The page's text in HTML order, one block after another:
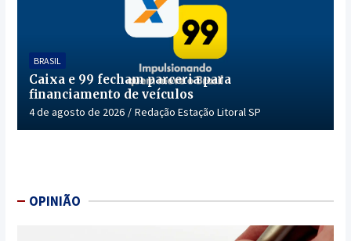
BRASIL
Caixa e 99 fecham parceria para
financiamento de veículos
4 de agosto de 2026 Redação Estação Litoral SP
OPINIÃO